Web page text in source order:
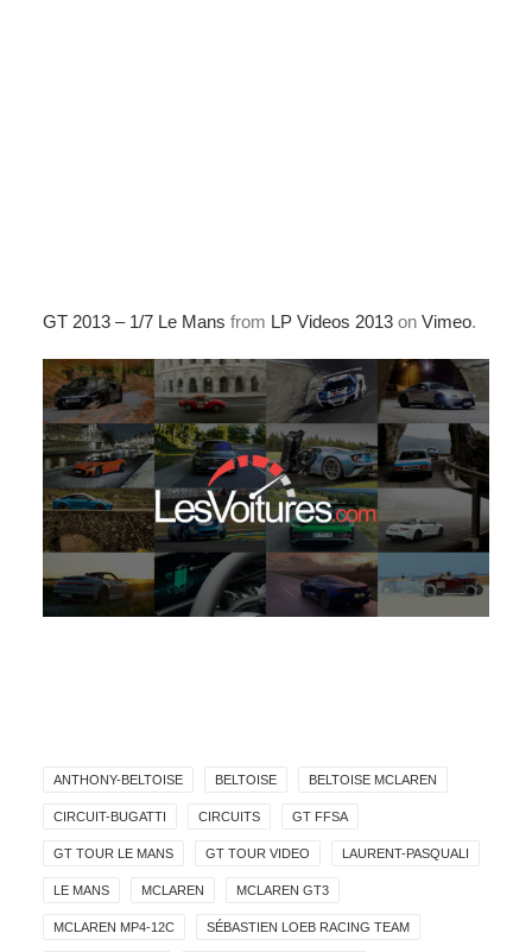
GT 2013 – 1/7 Le Mans from LP Videos 2013 on Vimeo.
ANTHONY-BELTOISE BELTOISE BELTOISE MCLAREN
CIRCUIT-BUGATTI CIRCUITS GT FFSA
GT TOUR LE MANS GT TOUR VIDEO LAURENT-PASQUALI
LE MANS MCLAREN MCLAREN GT3
MCLAREN MP4-12C SÉBASTIEN LOEB RACING TEAM